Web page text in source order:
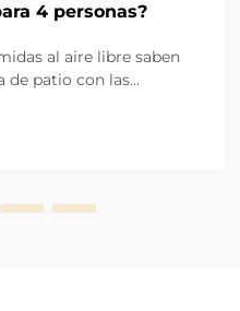
4 personas?
al aire libre saben
de patio con las
puede ser un